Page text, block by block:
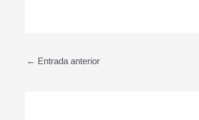
← Entrada anterior